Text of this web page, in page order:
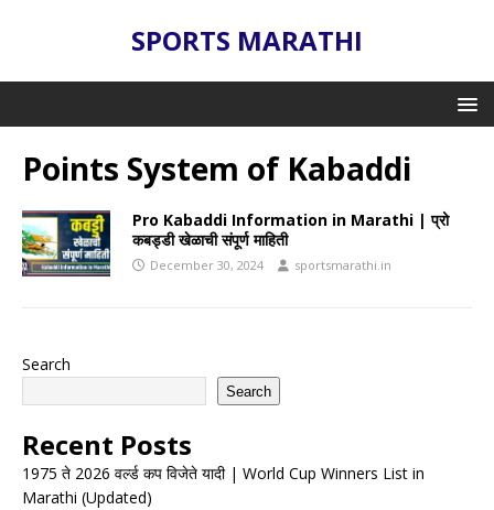
SPORTS MARATHI
Points System of Kabaddi
Pro Kabaddi Information in Marathi | प्रो
कबड्डी खेळाची संपूर्ण माहिती
December 30, 2024 sportsmarathi.in
Search
Search
Recent Posts
1975 ते 2026 वर्ल्ड कप विजेते यादी | World Cup Winners List in
Marathi (Updated)